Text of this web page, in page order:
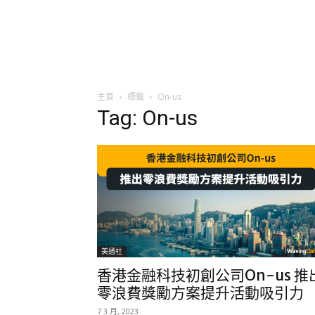
主頁 標籤 On-us
Tag: On-us
美通社
香港金融科技初創公司On-us 推
零浪費獎勵方案提升活動吸引力
7 3 月, 2023